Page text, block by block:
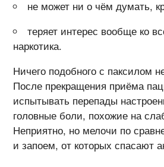
не может ни о чём думать,
теряет интерес вообще ко
наркотика.
Ничего подобного с паксилом
После прекращения приёма
испытывать перепады
головные боли, похожие на
Неприятно, но мелочи по
и запоем, от которых спасают